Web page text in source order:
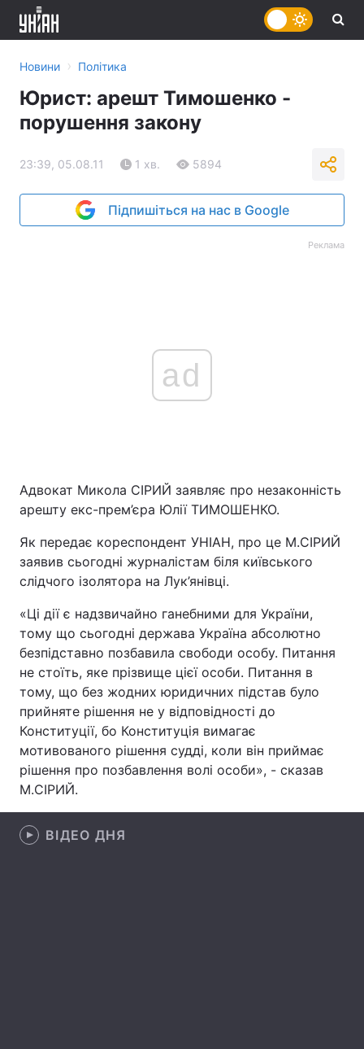
Головна
Україна
Новини › Політика
Юрист: арешт Тимошенко -
порушення закону
23:39, 05.08.11 1 хв. 5894
Підпишіться на нас в Google
Реклама
ad
Адвокат Микола СІРИЙ заявляє про незаконність
арешту екс-прем’єра Юлії ТИМОШЕНКО.
Як передає кореспондент УНІАН, про це М.СІРИЙ
заявив сьогодні журналістам біля київського
слідчого ізолятора на Лук’янівці.
«Ці дії є надзвичайно ганебними для України,
тому що сьогодні держава Україна абсолютно
безпідставно позбавила свободи особу. Питання
не стоїть, яке прізвище цієї особи. Питання в
тому, що без жодних юридичних підстав було
прийняте рішення не у відповідності до
Конституції, бо Конституція вимагає
мотивованого рішення судді, коли він приймає
рішення про позбавлення волі особи», - сказав
М.СІРИЙ.
ВІДЕО ДНЯ